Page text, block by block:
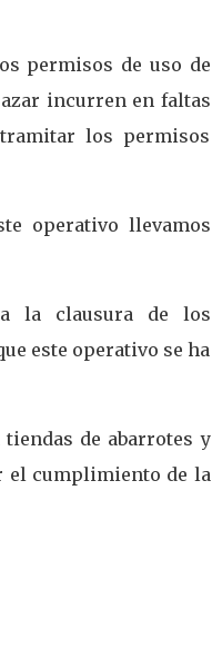
permisos de uso de
incurren en faltas
los permisos
operativo llevamos
la clausura de los
este operativo se ha
de abarrotes y
el cumplimiento de la